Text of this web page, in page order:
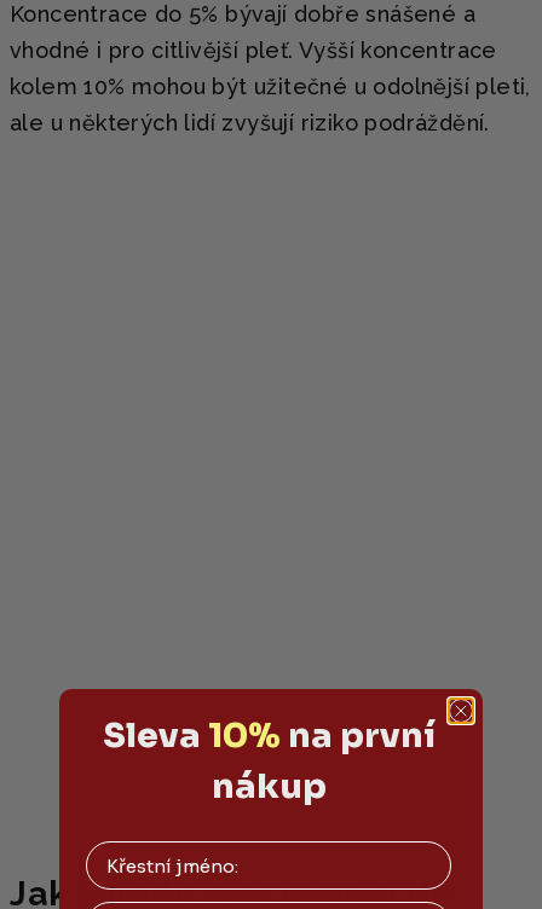
Koncentrace do 5% bývají dobře snášené a
vhodné i pro citlivější pleť. Vyšší koncentrace
kolem 10% mohou být užitečné u odolnější pleti,
ale u některých lidí zvyšují riziko podráždění.
Jak zařadit niacinamid do
Sleva 10% na první
nákup